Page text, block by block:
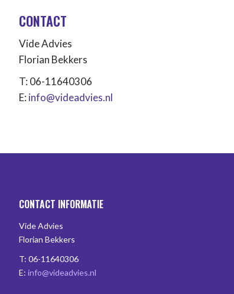
CONTACT
Vide Advies
Florian Bekkers
T: 06-11640306
E: info@videadvies.nl
CONTACT INFORMATIE
Vide Advies
Florian Bekkers
T: 06-11640306
E: info@videadvies.nl